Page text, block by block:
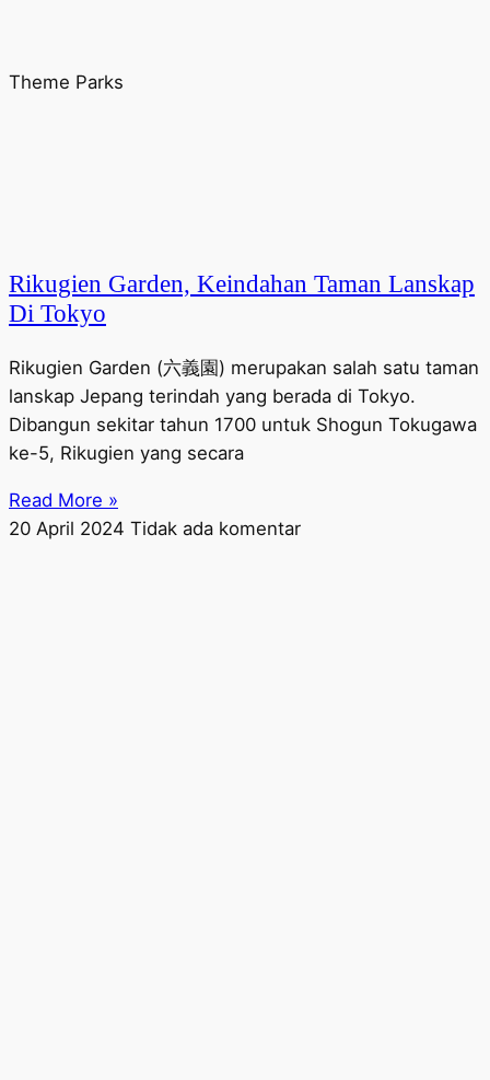
Theme Parks
Rikugien Garden, Keindahan Taman Lanskap
Di Tokyo
Rikugien Garden (六義園) merupakan salah satu taman
lanskap Jepang terindah yang berada di Tokyo.
Dibangun sekitar tahun 1700 untuk Shogun Tokugawa
ke-5, Rikugien yang secara
Read More »
20 April 2024 Tidak ada komentar